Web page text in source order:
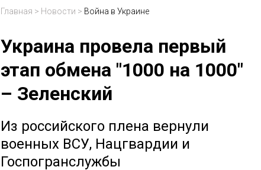
Главная > Новости > Война в Украине
Украина провела первый
этап обмена "1000 на 1000"
– Зеленский
Из российского плена вернули
военных ВСУ, Нацгвардии и
Госпогранслужбы